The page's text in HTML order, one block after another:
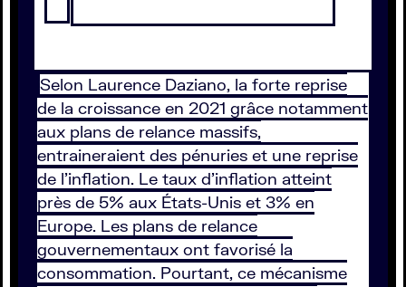
Selon Laurence Daziano, la forte reprise
de la croissance en 2021 grâce notamment
aux plans de relance massifs,
entraineraient des pénuries et une reprise
de l'inflation. Le taux d'inflation atteint
près de 5% aux États-Unis et 3% en
Europe. Les plans de relance
gouvernementaux ont favorisé la
consommation. Pourtant, ce mécanisme